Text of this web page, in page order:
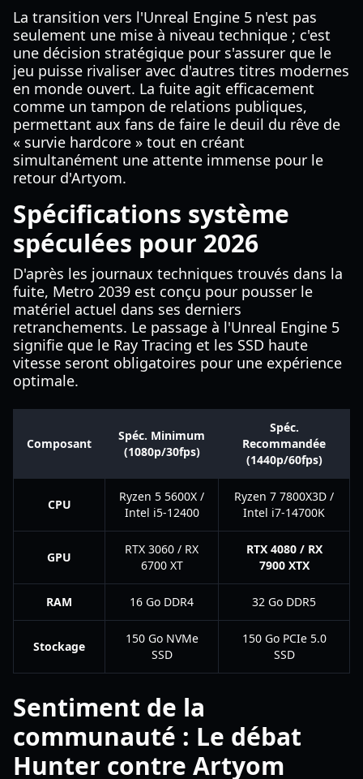
La transition vers l'Unreal Engine 5 n'est pas
seulement une mise à niveau technique ; c'est
une décision stratégique pour s'assurer que le
jeu puisse rivaliser avec d'autres titres modernes
en monde ouvert. La fuite agit efficacement
comme un tampon de relations publiques,
permettant aux fans de faire le deuil du rêve de
« survie hardcore » tout en créant
simultanément une attente immense pour le
retour d'Artyom.
Spécifications système
spéculées pour 2026
D'après les journaux techniques trouvés dans la
fuite, Metro 2039 est conçu pour pousser le
matériel actuel dans ses derniers
retranchements. Le passage à l'Unreal Engine 5
signifie que le Ray Tracing et les SSD haute
vitesse seront obligatoires pour une expérience
optimale.
Composant
Spéc. Minimum
(1080p/30fps)
Spéc.
Recommandée
(1440p/60fps)
CPU
Ryzen 5 5600X /
Intel i5-12400
Ryzen 7 7800X3D /
Intel i7-14700K
GPU
RTX 3060 / RX
6700 XT
RTX 4080 / RX
7900 XTX
RAM 16 Go DDR4 32 Go DDR5
Stockage
150 Go NVMe
SSD
150 Go PCIe 5.0
SSD
Sentiment de la
communauté : Le débat
Hunter contre Artyom